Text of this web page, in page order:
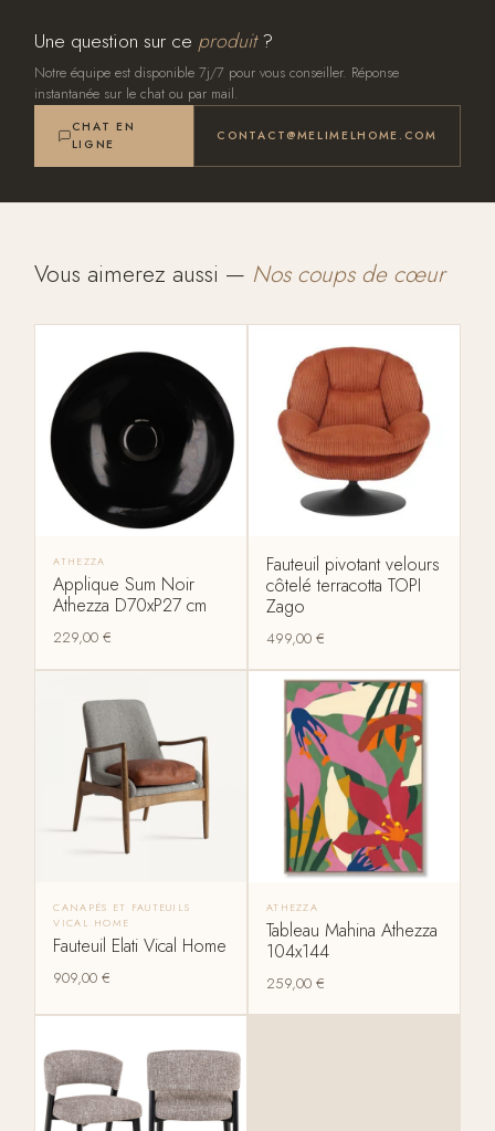
Une question sur ce produit?
Notre équipe est disponible 7j/7 pour vous conseiller. Réponse
instantanée sur le chat ou par mail.
CHAT EN
LIGNE
CONTACT@MELIMELHOME.COM
Vous aimerez aussi — Nos coups de cœur
ATHEZZA
Applique Sum Noir
Athezza D70xP27 cm
229,00€
Fauteuil pivotant velours
côtelé terracotta TOPI
Zago
499,00 €
CANAPÉS ET FAUTEUILS
VICAL HOME
Fauteuil Elati Vical Home
909,00€
ATHEZZA
Tableau Mahina Athezza
104x144
259,00 €